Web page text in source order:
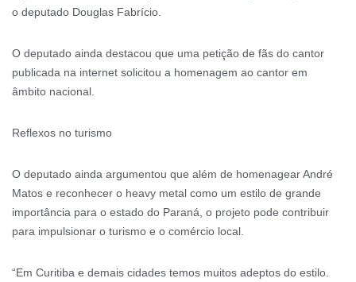
o deputado Douglas Fabrício.
O deputado ainda destacou que uma petição de fãs do cantor
publicada na internet solicitou a homenagem ao cantor em
âmbito nacional.
Reflexos no turismo
O deputado ainda argumentou que além de homenagear André
Matos e reconhecer o heavy metal como um estilo de grande
importância para o estado do Paraná, o projeto pode contribuir
para impulsionar o turismo e o comércio local.
“Em Curitiba e demais cidades temos muitos adeptos do estilo.